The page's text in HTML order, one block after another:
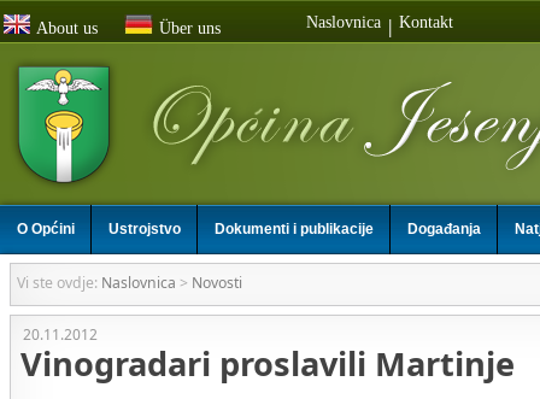
About us Über uns Naslovnica | Kontakt
O Općini Ustrojstvo Dokumenti i publikacije Događanja
Vi ste ovdje: Naslovnica > Novosti
20.11.2012
Vinogradari proslavili Martinje